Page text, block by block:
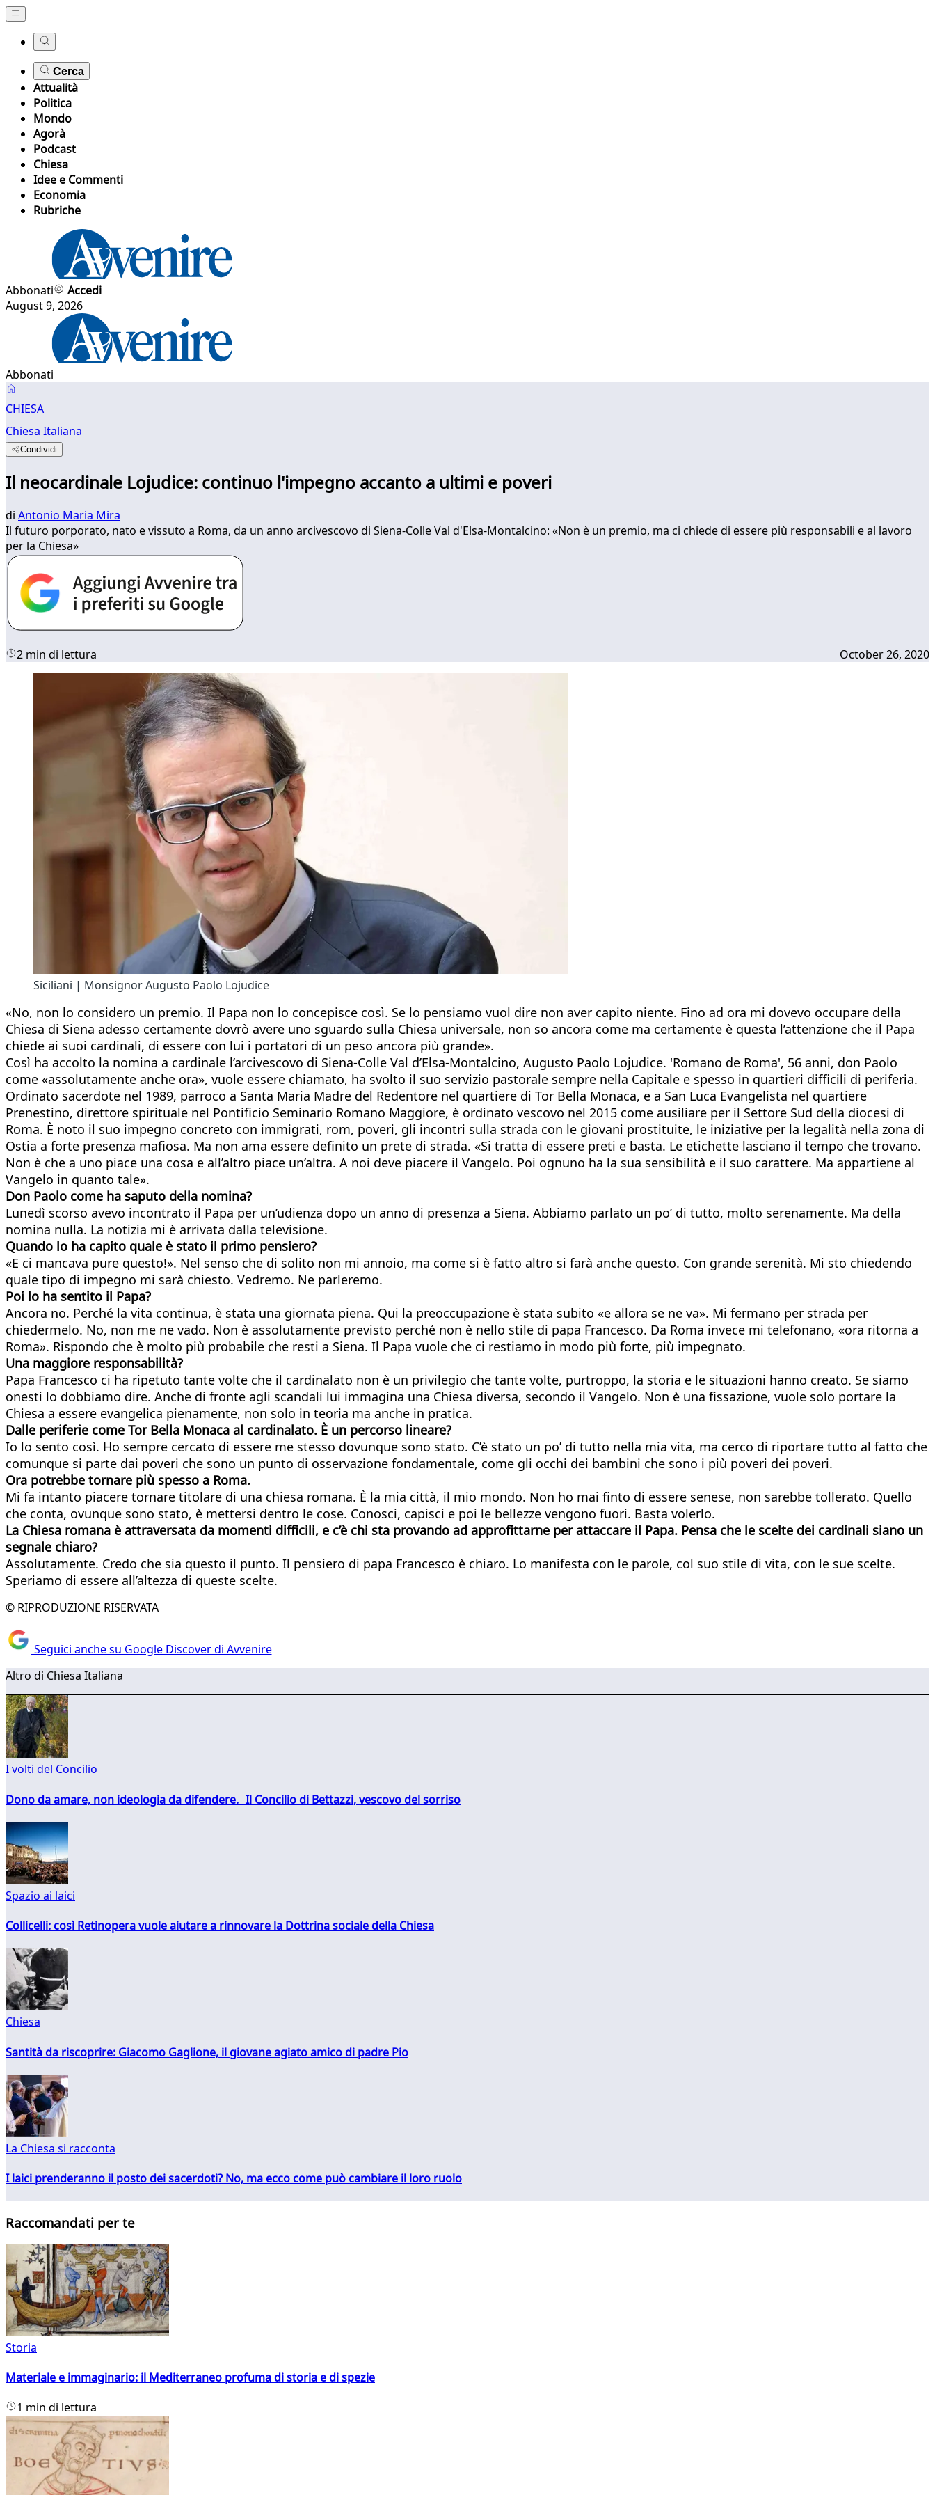
Cerca
Attualità
Politica
Mondo
Agorà
Podcast
Chiesa
Idee e Commenti
Economia
Rubriche
Abbonati
Accedi
August 9, 2026
Abbonati
CHIESA
Chiesa Italiana
Condividi
Il neocardinale Lojudice: continuo l'impegno accanto a ultimi e poveri
di Antonio Maria Mira
Il futuro porporato, nato e vissuto a Roma, da un anno arcivescovo di Siena-Colle Val d'Elsa-Montalcino: «Non è un premio, ma ci chiede di essere più responsabili e al lavoro
per la Chiesa»
2 min di lettura October 26, 2020
Siciliani | Monsignor Augusto Paolo Lojudice
«No, non lo considero un premio. Il Papa non lo concepisce così. Se lo pensiamo vuol dire non aver capito niente. Fino ad ora mi dovevo occupare della
Chiesa di Siena adesso certamente dovrò avere uno sguardo sulla Chiesa universale, non so ancora come ma certamente è questa l’attenzione che il Papa
chiede ai suoi cardinali, di essere con lui i portatori di un peso ancora più grande».
Così ha accolto la nomina a cardinale l’arcivescovo di Siena-Colle Val d’Elsa-Montalcino, Augusto Paolo Lojudice. 'Romano de Roma', 56 anni, don Paolo
come «assolutamente anche ora», vuole essere chiamato, ha svolto il suo servizio pastorale sempre nella Capitale e spesso in quartieri difficili di periferia.
Ordinato sacerdote nel 1989, parroco a Santa Maria Madre del Redentore nel quartiere di Tor Bella Monaca, e a San Luca Evangelista nel quartiere
Prenestino, direttore spirituale nel Pontificio Seminario Romano Maggiore, è ordinato vescovo nel 2015 come ausiliare per il Settore Sud della diocesi di
Roma. È noto il suo impegno concreto con immigrati, rom, poveri, gli incontri sulla strada con le giovani prostituite, le iniziative per la legalità nella zona di
Ostia a forte presenza mafiosa. Ma non ama essere definito un prete di strada. «Si tratta di essere preti e basta. Le etichette lasciano il tempo che trovano.
Non è che a uno piace una cosa e all’altro piace un’altra. A noi deve piacere il Vangelo. Poi ognuno ha la sua sensibilità e il suo carattere. Ma appartiene al
Vangelo in quanto tale».
Don Paolo come ha saputo della nomina?
Lunedì scorso avevo incontrato il Papa per un’udienza dopo un anno di presenza a Siena. Abbiamo parlato un po’ di tutto, molto serenamente. Ma della
nomina nulla. La notizia mi è arrivata dalla televisione.
Quando lo ha capito quale è stato il primo pensiero?
«E ci mancava pure questo!». Nel senso che di solito non mi annoio, ma come si è fatto altro si farà anche questo. Con grande serenità. Mi sto chiedendo
quale tipo di impegno mi sarà chiesto. Vedremo. Ne parleremo.
Poi lo ha sentito il Papa?
Ancora no. Perché la vita continua, è stata una giornata piena. Qui la preoccupazione è stata subito «e allora se ne va». Mi fermano per strada per
chiedermelo. No, non me ne vado. Non è assolutamente previsto perché non è nello stile di papa Francesco. Da Roma invece mi telefonano, «ora ritorna a
Roma». Rispondo che è molto più probabile che resti a Siena. Il Papa vuole che ci restiamo in modo più forte, più impegnato.
Una maggiore responsabilità?
Papa Francesco ci ha ripetuto tante volte che il cardinalato non è un privilegio che tante volte, purtroppo, la storia e le situazioni hanno creato. Se siamo
onesti lo dobbiamo dire. Anche di fronte agli scandali lui immagina una Chiesa diversa, secondo il Vangelo. Non è una fissazione, vuole solo portare la
Chiesa a essere evangelica pienamente, non solo in teoria ma anche in pratica.
Dalle periferie come Tor Bella Monaca al cardinalato. È un percorso lineare?
Io lo sento così. Ho sempre cercato di essere me stesso dovunque sono stato. C’è stato un po’ di tutto nella mia vita, ma cerco di riportare tutto al fatto che
comunque si parte dai poveri che sono un punto di osservazione fondamentale, come gli occhi dei bambini che sono i più poveri dei poveri.
Ora potrebbe tornare più spesso a Roma.
Mi fa intanto piacere tornare titolare di una chiesa romana. È la mia città, il mio mondo. Non ho mai finto di essere senese, non sarebbe tollerato. Quello
che conta, ovunque sono stato, è mettersi dentro le cose. Conosci, capisci e poi le bellezze vengono fuori. Basta volerlo.
La Chiesa romana è attraversata da momenti difficili, e c’è chi sta provando ad approfittarne per attaccare il Papa. Pensa che le scelte dei cardinali siano un
segnale chiaro?
Assolutamente. Credo che sia questo il punto. Il pensiero di papa Francesco è chiaro. Lo manifesta con le parole, col suo stile di vita, con le sue scelte.
Speriamo di essere all’altezza di queste scelte.
© RIPRODUZIONE RISERVATA
Seguici anche su Google Discover di Avvenire
Altro di Chiesa Italiana
I volti del Concilio
Dono da amare, non ideologia da difendere. Il Concilio di Bettazzi, vescovo del sorriso
Spazio ai laici
Collicelli: così Retinopera vuole aiutare a rinnovare la Dottrina sociale della Chiesa
Chiesa
Santità da riscoprire: Giacomo Gaglione, il giovane agiato amico di padre Pio
La Chiesa si racconta
I laici prenderanno il posto dei sacerdoti? No, ma ecco come può cambiare il loro ruolo
Raccomandati per te
Storia
Materiale e immaginario: il Mediterraneo profuma di storia e di spezie
1 min di lettura